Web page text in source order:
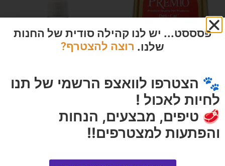
פרימיו מעדן לחתול סטרילייז עם
עוף במרקם פטה
הרוויחו 0.25 נקודות ⭐
₪5.00
שמן בושם סאן פיזה 10 מ"ל
40.00
פסססט... יש לנו קהילה סודית של החנות
שלנו. רוצה להצטרף?
🐾 הצטרפו לוואצפ הרשמי של תנו
לחיות לאכול !
🥩 טיפים, מבצעים, הנחות
והפתעות למצטרפים!!